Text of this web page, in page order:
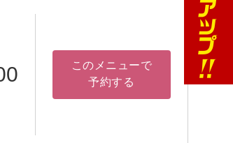
このメニューで
予約する